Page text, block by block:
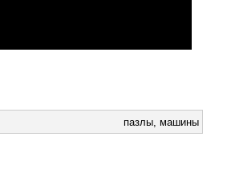
пазлы, машины